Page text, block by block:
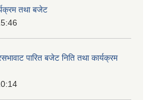
तथा बजेट
पारित बजेट निति तथा कार्यक्रम